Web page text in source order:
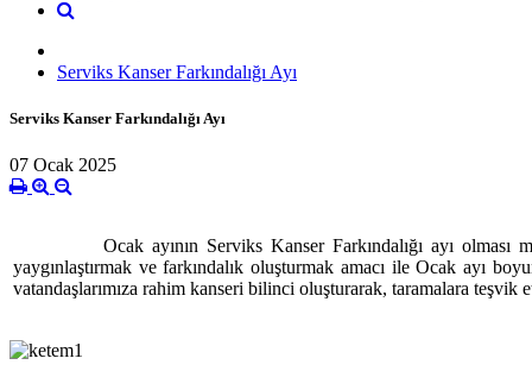
Serviks Kanser Farkındalığı Ayı
Serviks Kanser Farkındalığı Ayı
07 Ocak 2025
Ocak ayının Serviks Kanser Farkındalığı ayı olması
yaygınlaştırmak ve farkındalık oluşturmak amacı ile Ocak ayı
vatandaşlarımıza rahim kanseri bilinci oluşturarak, taramalara